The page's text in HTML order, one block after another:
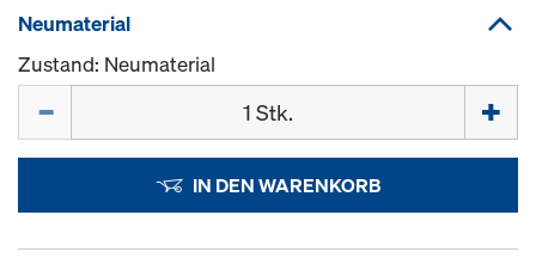
Neumaterial
Zustand: Neumaterial
IN DEN WARENKORB